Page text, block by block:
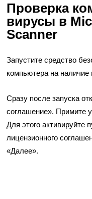
Проверка
вирусы в
Scanner
Запустите средство
компьютера на
Сразу после запуска
соглашение». Примите
Для этого активируйте
лицензионного
«Далее».